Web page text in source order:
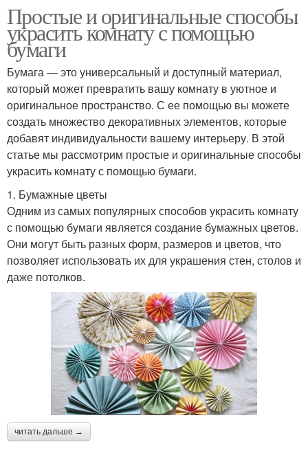
Простые и оригинальные способы
украсить комнату с помощью
бумаги
Бумага — это универсальный и доступный материал,
который может превратить вашу комнату в уютное и
оригинальное пространство. С ее помощью вы можете
создать множество декоративных элементов, которые
добавят индивидуальности вашему интерьеру. В этой
статье мы рассмотрим простые и оригинальные способы
украсить комнату с помощью бумаги.
1. Бумажные цветы
Одним из самых популярных способов украсить комнату
с помощью бумаги является создание бумажных цветов.
Они могут быть разных форм, размеров и цветов, что
позволяет использовать их для украшения стен, столов и
даже потолков.
читать дальше →